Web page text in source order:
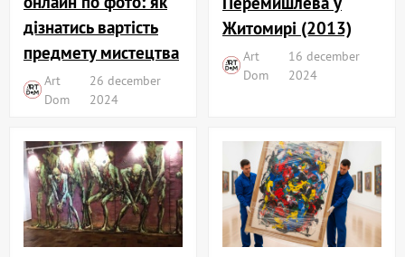
дізнатись вартість
предмету мистецтва
Art
Dom
26 december
2024
Житомирі (2013)
Art
Dom
16 december
2024